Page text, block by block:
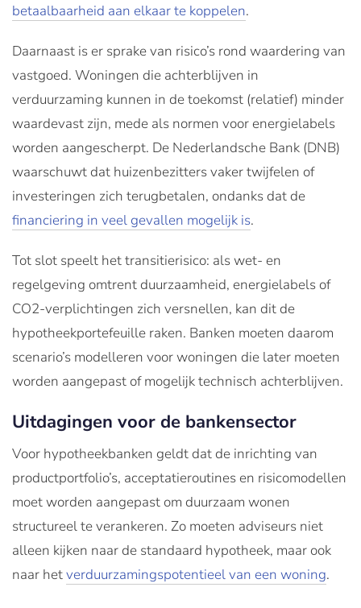
betaalbaarheid aan elkaar te koppelen.
Daarnaast is er sprake van risico’s rond waardering van
vastgoed. Woningen die achterblijven in
verduurzaming kunnen in de toekomst (relatief) minder
waardevast zijn, mede als normen voor energielabels
worden aangescherpt. De Nederlandsche Bank (DNB)
waarschuwt dat huizenbezitters vaker twijfelen of
investeringen zich terugbetalen, ondanks dat de
financiering in veel gevallen mogelijk is.
Tot slot speelt het transitierisico: als wet- en
regelgeving omtrent duurzaamheid, energielabels of
CO2-verplichtingen zich versnellen, kan dit de
hypotheekportefeuille raken. Banken moeten daarom
scenario’s modelleren voor woningen die later moeten
worden aangepast of mogelijk technisch achterblijven.
Uitdagingen voor de bankensector
Voor hypotheekbanken geldt dat de inrichting van
product­portfolio’s, acceptatieroutines en risicomodellen
moet worden aangepast om duurzaam wonen
structureel te verankeren. Zo moeten adviseurs niet
alleen kijken naar de standaard hypotheek, maar ook
naar hetverduurzamingspotentieel van een woning.